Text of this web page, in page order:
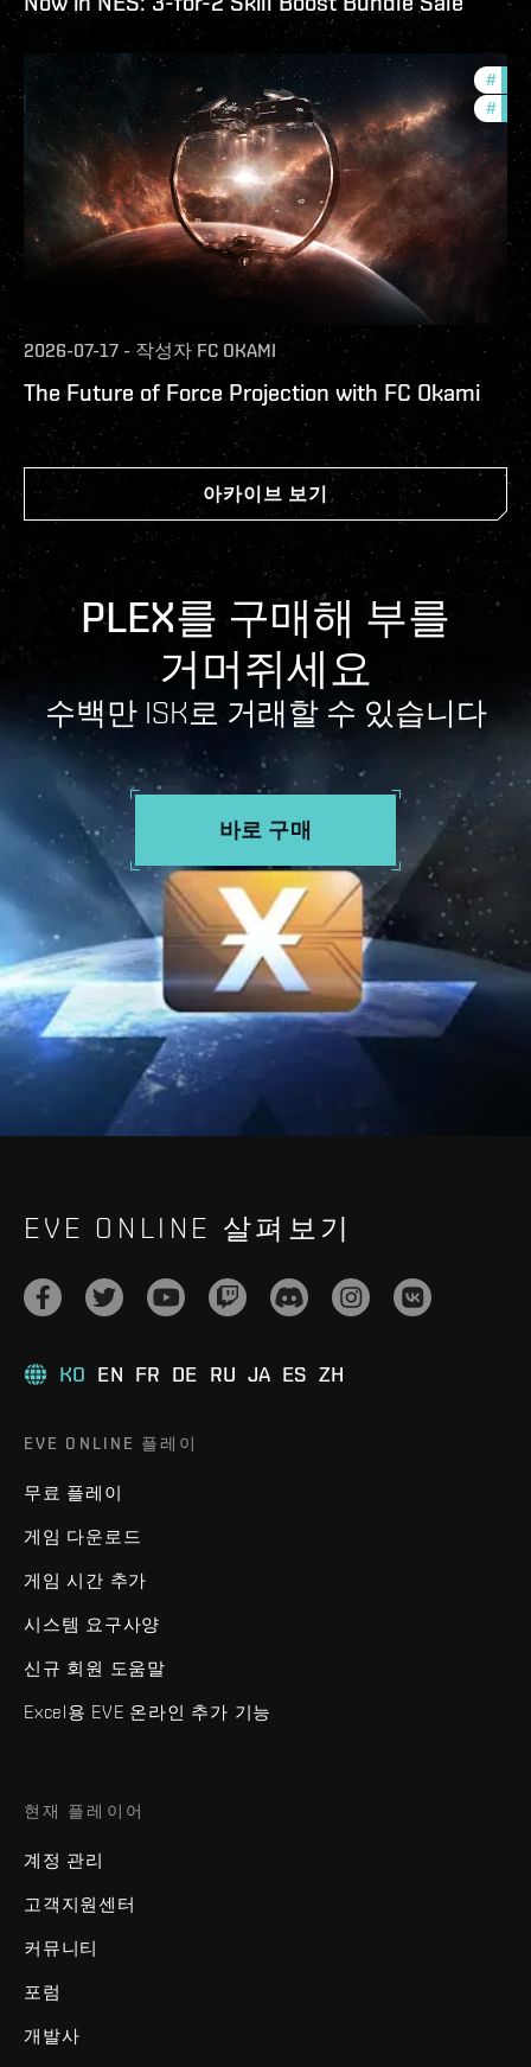
#
#
2026-07-17 - 작성자 FC OKAMI
The Future of Force Projection with FC Okami
아카이브 보기
PLEX를 구매해 부를
거머쥐세요
수백만 ISK로 거래할 수 있습니다
바로 구매
EVE ONLINE 살펴보기
KO EN FR DE RU JA ES ZH
EVE ONLINE 플레이
무료 플레이
게임 다운로드
게임 시간 추가
시스템 요구사양
신규 회원 도움말
Excel용 EVE 온라인 추가 기능
현재 플레이어
계정 관리
고객지원센터
커뮤니티
포럼
개발사